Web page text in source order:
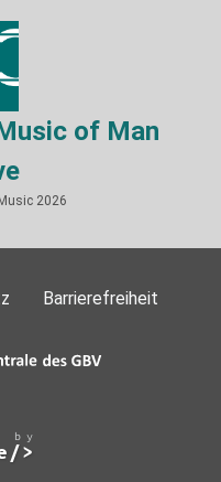
of Man
2026
Barrierefreiheit